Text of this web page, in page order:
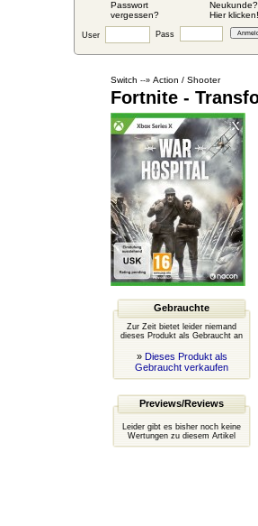
Passwort
vergessen?
Neukunde?
Hier klicken!
User Pass
Switch --» Action / Shooter
Fortnite -
Gebrauchte
Zur Zeit bietet leider niemand
dieses Produkt als Gebraucht an
» Dieses Produkt als
Gebraucht verkaufen
Previews/Reviews
Leider gibt es bisher noch keine
Wertungen zu diesem Artikel